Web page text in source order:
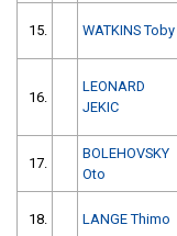
15. WATKINS Toby
16.
LEONARD
JEKIC
17.
BOLEHOVSKY
Oto
18. LANGE Thimo